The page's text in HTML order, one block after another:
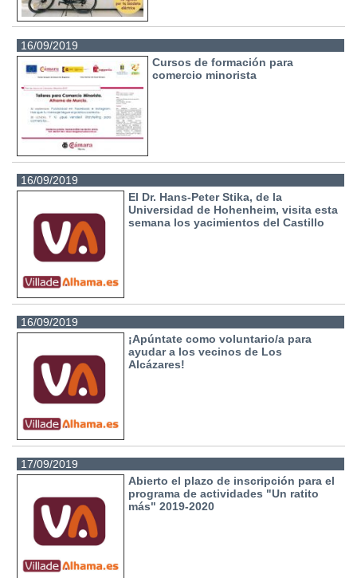
16/09/2019
Cursos de formación para
comercio minorista
16/09/2019
El Dr. Hans-Peter Stika, de la
Universidad de Hohenheim, visita esta
semana los yacimientos del Castillo
16/09/2019
¡Apúntate como voluntario/a para
ayudar a los vecinos de Los
Alcázares!
17/09/2019
Abierto el plazo de inscripción para el
programa de actividades "Un ratito
más" 2019-2020